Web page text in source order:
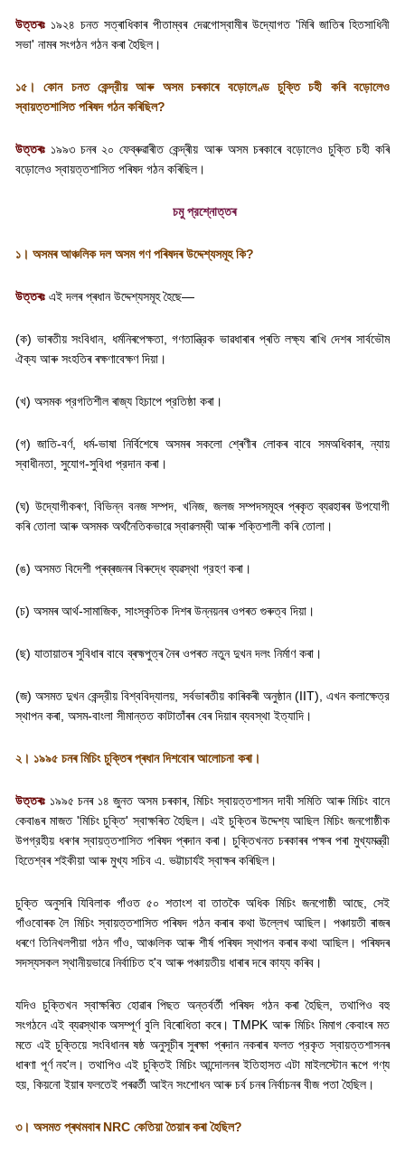
উত্তৰঃ ১৯২৪ চনত সত্ৰাধিকাৰ পীতাম্বৰ দেৱগোস্বামীৰ উদ্যোগত 'মিৰি জাতিৰ হিতসাধিনী
সভা' নামৰ সংগঠন গঠন কৰা হৈছিল।
১৫। কোন চনত কেন্দ্রীয় আৰু অসম চৰকাৰে বড়োলেণ্ড চুক্তি চহী কৰি বড়োলেও
স্বায়ত্তশাসিত পৰিষদ গঠন কৰিছিল?
উত্তৰঃ ১৯৯৩ চনৰ ২০ ফেব্ৰুৱাৰীত কেন্দ্ৰীয় আৰু অসম চৰকাৰে বড়োলেও চুক্তি চহী কৰি
বড়োলেও স্বায়ত্তশাসিত পৰিষদ গঠন কৰিছিল।
চমু প্রশ্নোত্তৰ
১। অসমৰ আঞ্চলিক দল অসম গণ পৰিষদৰ উদ্দেশ্যসমূহ কি?
উত্তৰঃ এই দলৰ প্ৰধান উদ্দেশ্যসমূহ হৈছে—
(ক) ভাৰতীয় সংবিধান, ধৰ্মনিৰপেক্ষতা,গণতান্ত্রিক ভাৱধাৰাৰ প্ৰতি লক্ষ্য ৰাখি দেশৰ সাৰ্বভৌম
ঐক্য আৰু সংহতিৰ ৰক্ষণাবেক্ষণ দিয়া।
(খ) অসমক প্রগতিশীল ৰাজ্য হিচাপে প্রতিষ্ঠা কৰা।
(গ) জাতি-বর্ণ, ধর্ম-ভাষা নির্বিশেষে অসমৰ সকলো শ্ৰেণীৰ লোকৰ বাবে সমঅধিকাৰ,ন্যায়
স্বাধীনতা সুযোগ-সুবিধা প্রদান কৰা।
(ঘ) উদ্যোগীকৰণ,বিভিন্ন বনজ সম্পদ ,খনিজ, জলজ সম্পদসমূহৰ প্ৰকৃত ব্যৱহাৰৰ উপযোগী
কৰি তোলা আৰু অসমক অর্থনৈতিকভাৱে স্বাৱলম্বী আৰু শক্তিশালী কৰি তোলা।
(ঙ) অসমত বিদেশী প্ৰব্ৰজনৰ বিৰুদ্ধে ব্যৱস্থা গ্রহণ কৰা।
(চ) অসমৰ আৰ্থ-সামাজিক সাংস্কৃতিক দিশৰ উন্নয়নৰ ওপৰত গুৰুত্ব দিয়া।
(ছ) যাতায়াতৰ সুবিধাৰ বাবে ব্ৰহ্মপুত্ৰ নৈৰ ওপৰত নতুন দুখন দলং নিৰ্মাণ কৰা।
(জ) অসমত দুখন কেন্দ্রীয় বিশ্ববিদ্যালয় সৰ্বভাৰতীয় কাৰিকৰী অনুষ্ঠান (IIT), এখন কলাক্ষেত্র
স্থাপন কৰা অসম-বাংলা সীমান্তত কাটাতাঁৰৰ বেৰ দিয়াৰ ব্যবস্থা ইত্যাদি।
২। ১৯৯৫ চনৰ মিচিং চুক্তিৰ প্ৰধান দিশবোৰ আলোচনা কৰা।
উত্তৰঃ ১৯৯৫ চনৰ ১৪ জুনত অসম চৰকাৰ,মিচিং স্বায়ত্তশাসন দাবী সমিতি আৰু মিচিং বানে
কেবাঙৰ মাজত 'মিচিং চুক্তি'স্বাক্ষৰিত হৈছিল। এই চুক্তিৰ উদ্দেশ্য আছিল মিচিং জনগোষ্ঠীক
উপগ্রহীয় ধৰণৰ স্বায়ত্তশাসিত পৰিষদ প্ৰদান কৰা। চুক্তিখনত চৰকাৰৰ পক্ষৰ পৰা মুখ্যমন্ত্রী
হিতেশ্বৰ শইকীয়া আৰু মুখ্য সচিব এ. ভট্টাচাৰ্যই স্বাক্ষৰ কৰিছিল।
চুক্তি অনুসৰি যিবিলাক গাঁওত ৫০ শতাংশ বা তাতকৈ অধিক মিচিং জনগোষ্ঠী আছে ,সেই
গাঁওবোৰক লৈ মিচিং স্বায়ত্তশাসিত পৰিষদ গঠন কৰাৰ কথা উল্লেখ আছিল। পঞ্চায়তী ৰাজৰ
ধৰণে তিনিখলপীয়া গঠন গাঁও ,আঞ্চলিক আৰু শীর্ষ পৰিষদ স্থাপন কৰাৰ কথা আছিল। পৰিষদৰ
সদস্যসকল স্থানীয়ভাৱে নির্বাচিত হ'ব আৰু পঞ্চায়তীয় ধাৰাৰ দৰে কায্য কৰিব।
যদিও চুক্তিখন স্বাক্ষৰিত হোৱাৰ পিছত অন্তর্বর্তী পৰিষদ গঠন কৰা হৈছিল ,তথাপিও বহু
সংগঠনে এই ব্যৱস্থাক অসম্পূর্ণ বুলি বিৰোধিতা কৰে।TMPK আৰু মিচিং মিমাগ কেবাংৰ মত
মতে এই চুক্তিয়ে সংবিধানৰ ষষ্ঠ অনুসূচীৰ সুৰক্ষা প্ৰদান নকৰাৰ ফলত প্রকৃত স্বায়ত্তশাসনৰ
ধাৰণা পূৰ্ণ নহ'ল।তথাপিও এই চুক্তিই মিচিং আন্দোলনৰ ইতিহাসত এটা মাইলস্টোন ৰূপে গণ্য
হয় কিয়নো ইয়াৰ ফলতেই পৰৱৰ্তী আইন সংশোধন আৰু চৰ্ব চনৰ নিৰ্বাচনৰ বীজ পতা হৈছিল।
৩। অসমত প্ৰথমবাৰNRC কেতিয়া তৈয়াৰ কৰা হৈছিল?